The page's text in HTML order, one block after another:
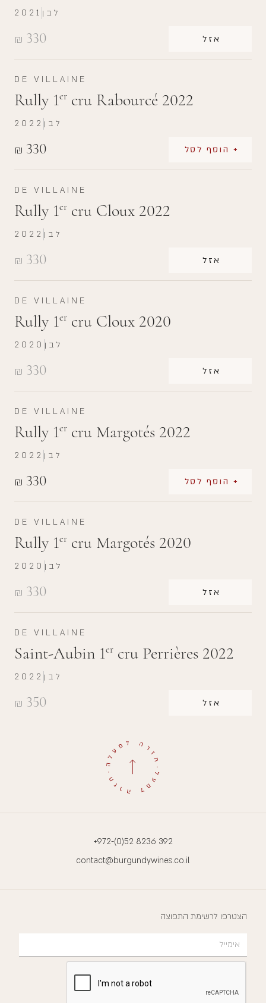
₪ 330 אזל
2021 לבן
DE VILLAINE
Rully 1er cru Rabourcé 2022
₪ 330 + הוסף לסל
2022 לבן
DE VILLAINE
Rully 1er cru Cloux 2022
₪ 330 אזל
2022 לבן
DE VILLAINE
Rully 1er cru Cloux 2020
₪ 330 אזל
2020 לבן
DE VILLAINE
Rully 1er cru Margotés 2022
₪ 330 + הוסף לסל
2022 לבן
DE VILLAINE
Rully 1er cru Margotés 2020
₪ 330 אזל
2020 לבן
DE VILLAINE
Saint-Aubin 1er cru Perrières 2022
₪ 350 אזל
2022 לבן
+972-(0)52 8236 392
contact@burgundywines.co.il
הצטרפו לרשימת התפוצה